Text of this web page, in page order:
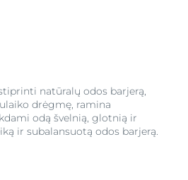
natūralų odos barjerą,
drėgmę, ramina
odą švelnią, glotnią ir
ir subalansuotą odos barjerą.